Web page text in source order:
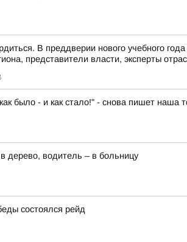
В преддверии нового учебного
представители власти, эксперты
было - и как стало!" - снова пишет наша
дерево, водитель – в больницу
состоялся рейд